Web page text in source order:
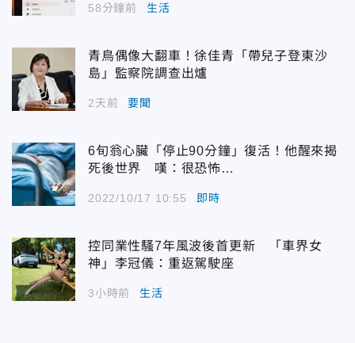
58分鐘前 生活
青鳥偶像大翻車！徐佳青「帶兒子登東沙
島」監察院調查出爐
2天前 要聞
6旬翁心臟「停止90分鐘」復活！他醒來揭
死後世界 嘆：很恐怖…
2022/10/17 10:55 即時
控同業性騷7年風波後首更新 「車界女
神」李冠儀：重返駕駛座
3小時前 生活